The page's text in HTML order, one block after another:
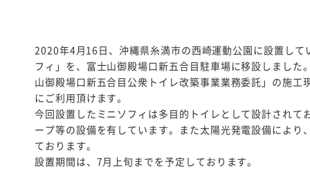
2020年4月16日、沖縄県糸満市の西崎運動公園に設置し
フィ」を、富士山御殿場口新五合目駐車場に移設しまし
山御殿場口新五合目公衆トイレ改築事業業務委託」の施
にご利用頂けます。
今回設置したミニソフィは多目的トイレとして設計され
ープ等の設備を有しています。また太陽光発電設備によ
ております。
設置期間は、7月上旬までを予定しております。